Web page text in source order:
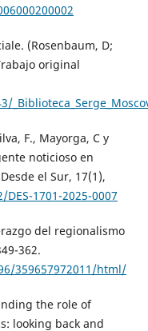
(Rosenbaum, D;
original
F., Mayorga, C y
noticioso en
el Sur, 17(1),
1701-2025-0007
del regionalismo
362.
359657972011/html/
the role of
looking back and